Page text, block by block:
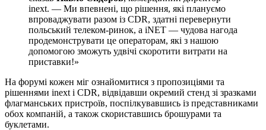
inext. — Ми впевнені, що рішення, які плануємо
впроваджувати разом із CDR, здатні перевернути
польський телеком-ринок, а iNET — чудова нагода
продемонструвати це операторам, які з нашою
допомогою зможуть удвічі скоротити витрати на
приставки!»
На форумі кожен міг ознайомитися з пропозиціями та
рішеннями inext і CDR, відвідавши окремий стенд зі зразками
флагманських пристроїв, поспілкувавшись із представниками
обох компаній, а також скориставшись брошурами та
буклетами.